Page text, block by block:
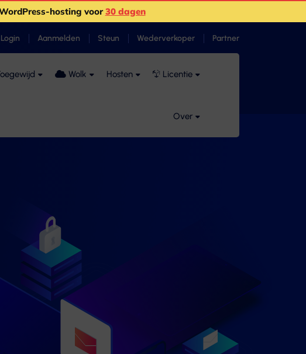
hosting voor30 dagen
Login Aanmelden Steun Wederverkoper Partner
Wolk Hosten Licentie
Over